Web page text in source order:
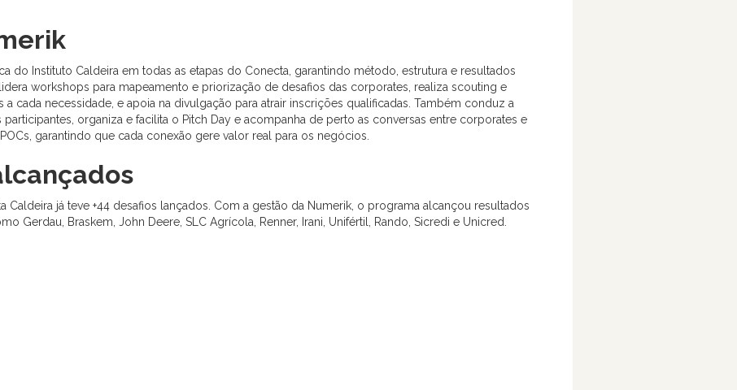
do Instituto Caldeira em todas as etapas do Conecta, garantindo método, estrutura e resultados
workshops para mapeamento e priorização de desafios das corporates, realiza scouting e
a cada necessidade, e apoia na divulgação para atrair inscrições qualificadas. Também conduz a
organiza e facilita o Pitch Day e acompanha de perto as conversas entre corporates e
garantindo que cada conexão gere valor real para os negócios.
Caldeira já teve +44 desafios lançados. Com a gestão da Numerik, o programa alcançou resultados
Gerdau, Braskem, John Deere, SLC Agrícola, Renner, Irani, Unifértil, Rando, Sicredi e Unicred.